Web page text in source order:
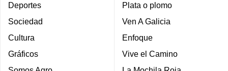
Deportes
Sociedad
Cultura
Gráficos
Plata o plomo
Ven A Galicia
Enfoque
Vive el Camino